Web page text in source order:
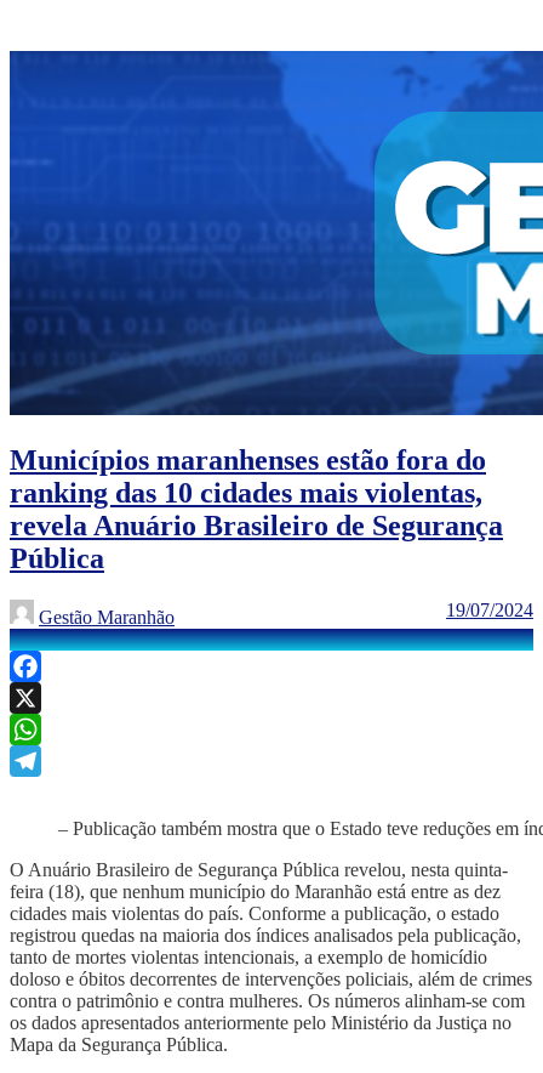
Municípios maranhenses estão fora do
ranking das 10 cidades mais violentas,
revela Anuário Brasileiro de Segurança
Pública
Gestão Maranhão 19/07/2024
Facebook
X
WhatsApp
– Publicação também mostra que o Estado teve reduções em
O Anuário Brasileiro de Segurança Pública revelou, nesta quinta-
feira (18), que nenhum município do Maranhão está entre as dez
cidades mais violentas do país. Conforme a publicação, o estado
registrou quedas na maioria dos índices analisados pela publicação,
tanto de mortes violentas intencionais, a exemplo de homicídio
doloso e óbitos decorrentes de intervenções policiais, além de crimes
contra o patrimônio e contra mulheres. Os números alinham-se com
os dados apresentados anteriormente pelo Ministério da Justiça no
Mapa da Segurança Pública.